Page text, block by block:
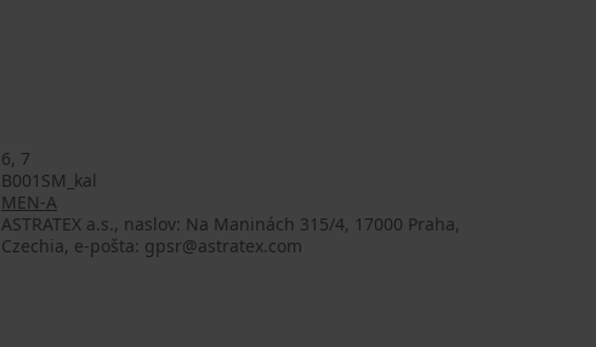
6, 7
B001SM_kal
MEN-A
ASTRATEX a.s., naslov: Na Maninách 315/4, 17000 Praha,
Czechia, e-pošta: gpsr@astratex.com